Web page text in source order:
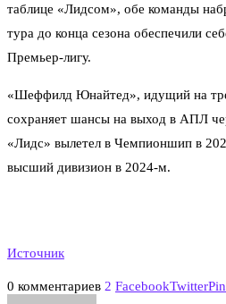
таблице «Лидсом», обе команды
тура до конца сезона обеспечили
Премьер-лигу.
«Шеффилд Юнайтед», идущий на
сохраняет шансы на выход в АПЛ
«Лидс» вылетел в Чемпионшип в
высший дивизион в 2024-м.
Источник
0 комментариев 2 FacebookTwitter